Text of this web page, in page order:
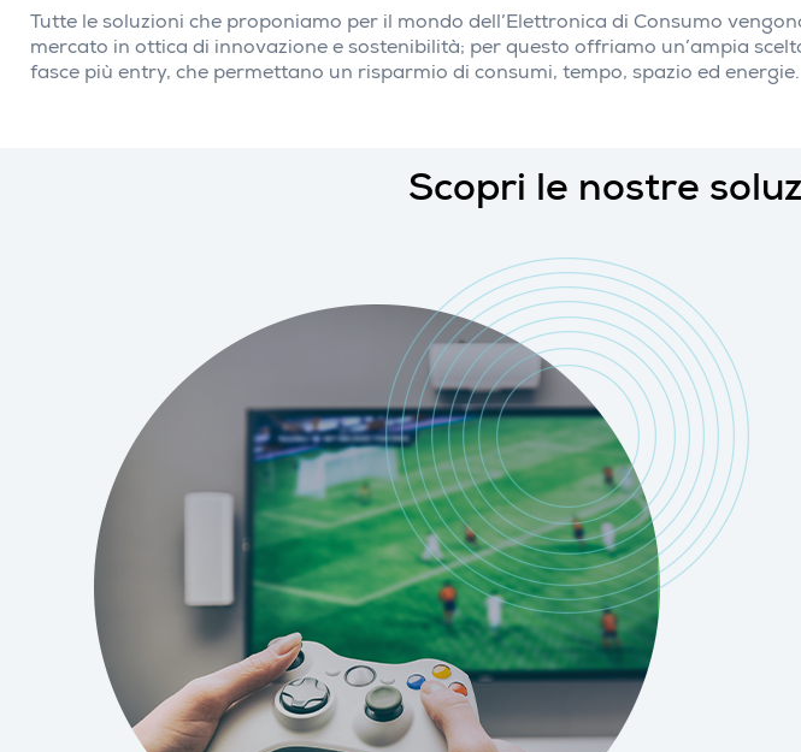
Tutte le soluzioni che proponiamo per il mondo dell’Elettronica di Consumo
mercato in ottica di innovazione e sostenibilità; per questo offriamo un’ampia
fasce più entry, che permettano un risparmio di consumi, tempo, spazio ed energie.
Scopri le nostre